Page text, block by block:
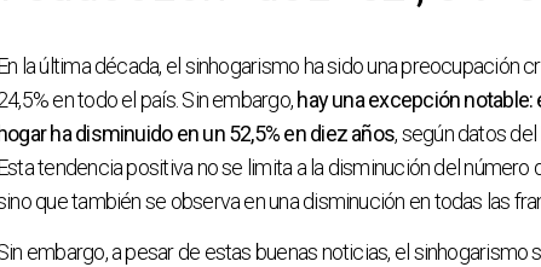
la última década, el sinhogarismo ha sido una preocupación
en todo el país. Sin embargo, hay una excepción
hogar ha disminuido en un 52,5% en diez años, según datos
tendencia positiva no se limita a la disminución del
que también se observa en una disminución en todas las
embargo, a pesar de estas buenas noticias, el sinhogarismo